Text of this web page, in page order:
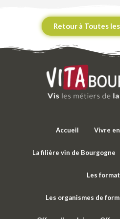
Retour à Toutes
Accueil Vivre
La filière vin de Bourgogne
Les
Les organismes de